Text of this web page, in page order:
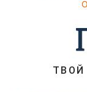
Советы от